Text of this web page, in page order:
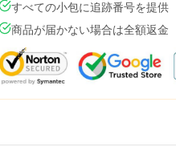
すべての小包に追跡番号を提供
商品が届かない場合は全額返金